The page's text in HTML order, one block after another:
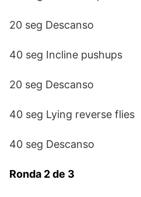
20 seg Descanso
40 seg Incline pushups
20 seg Descanso
40 seg Lying reverse flies
40 seg Descanso
Ronda 2 de 3